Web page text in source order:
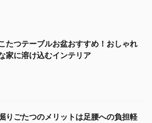
たつテーブルお盆おすすめ！おしゃれ
家に溶け込むインテリア
りごたつのメリットは足腰への負担軽